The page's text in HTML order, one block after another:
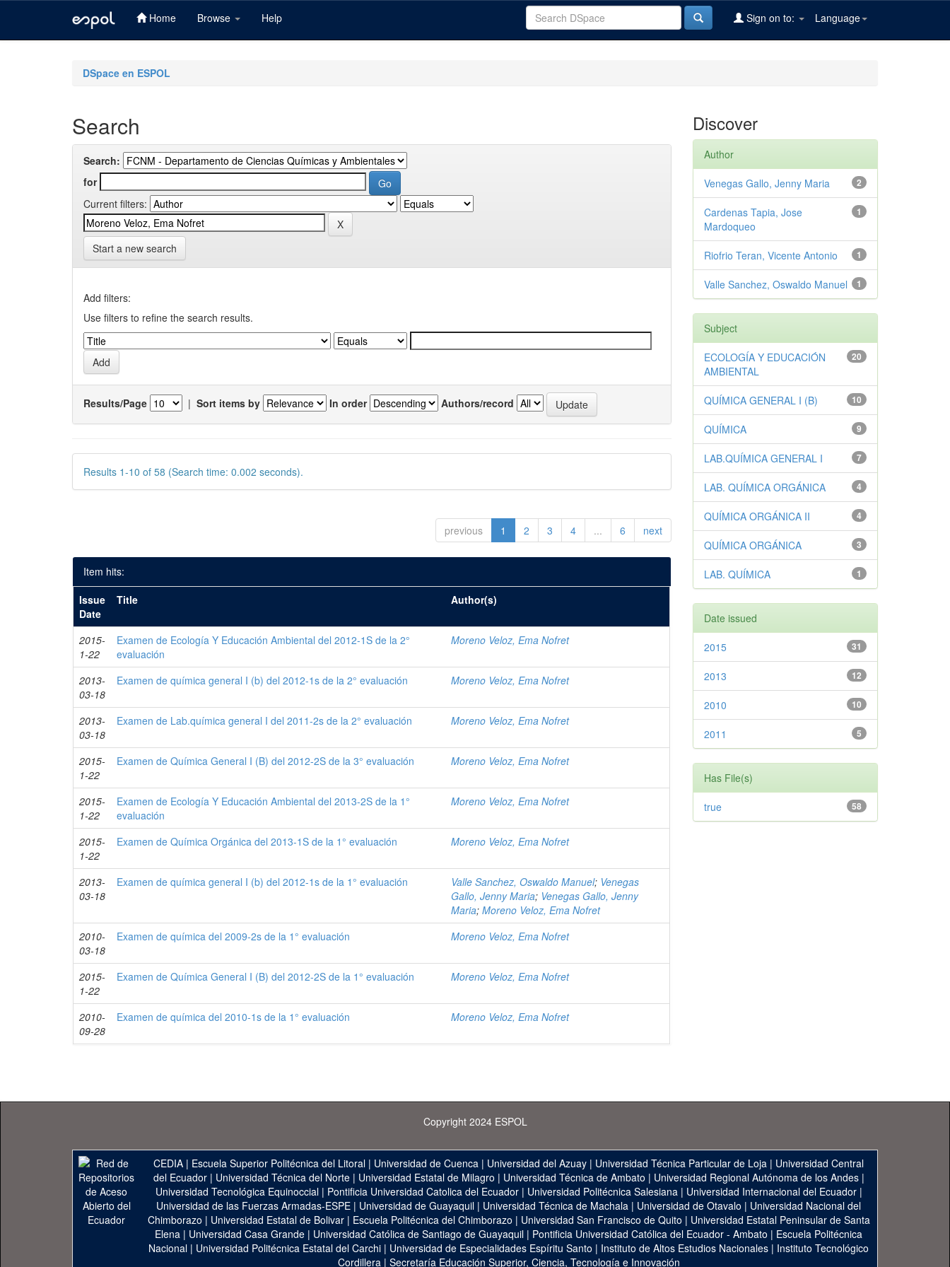
Home Browse Help Language
Sign on to:
DSpace en ESPOL
Search
Search:
for
Current filters:
Start a new search
Add filters:
Use filters to refine the search results.
Results/Page | Sort items by In order Authors/record
Results 1-10 of 58 (Search time: 0.002 seconds).
previous 1 2 3 4 ... 6 next
Item hits:
Issue
Date
Title Author(s)
2015-
1-22
Examen de Ecología Y Educación Ambiental del 2012-1S de la 2°
evaluación
Moreno Veloz, Ema Nofret
2013-
03-18
Examen de química general I (b) del 2012-1s de la 2° evaluación Moreno Veloz, Ema Nofret
2013-
03-18
Examen de Lab.química general I del 2011-2s de la 2° evaluación Moreno Veloz, Ema Nofret
2015-
1-22
Examen de Química General I (B) del 2012-2S de la 3° evaluación Moreno Veloz, Ema Nofret
2015-
1-22
Examen de Ecología Y Educación Ambiental del 2013-2S de la 1°
evaluación
Moreno Veloz, Ema Nofret
2015-
1-22
Examen de Química Orgánica del 2013-1S de la 1° evaluación Moreno Veloz, Ema Nofret
2013-
03-18
Examen de química general I (b) del 2012-1s de la 1° evaluación Valle Sanchez, Oswaldo Manuel; Venegas
Gallo, Jenny Maria; Venegas Gallo, Jenny
Maria;Moreno Veloz, Ema Nofret
2010-
03-18
Examen de química del 2009-2s de la 1° evaluación Moreno Veloz, Ema Nofret
2015-
1-22
Examen de Química General I (B) del 2012-2S de la 1° evaluación Moreno Veloz, Ema Nofret
2010-
09-28
Examen de química del 2010-1s de la 1° evaluación Moreno Veloz, Ema Nofret
Discover
Author
2
Venegas Gallo, Jenny Maria
1
Cardenas Tapia, Jose
Mardoqueo
1
Riofrio Teran, Vicente Antonio
1
Valle Sanchez, Oswaldo Manuel
Subject
20
ECOLOGÍA Y EDUCACIÓN
AMBIENTAL
10
QUÍMICA GENERAL I (B)
9
QUÍMICA
7
LAB.QUÍMICA GENERAL I
4
LAB. QUÍMICA ORGÁNICA
4
QUÍMICA ORGÁNICA II
3
QUÍMICA ORGÁNICA
1
LAB. QUÍMICA
Date issued
31
2015
12
2013
10
2010
5
2011
Has File(s)
58
true
Copyright 2024 ESPOL
CEDIA | Escuela Superior Politécnica del Litoral | Universidad de Cuenca | Universidad del Azuay | Universidad Técnica Particular de Loja | Universidad Central
del Ecuador| Universidad Técnica del Norte| Universidad Estatal de Milagro | Universidad Técnica de Ambato | Universidad Regional Autónoma de los Andes|
Universidad Tecnológica Equinoccial| Pontificia Universidad Catolica del Ecuador| Universidad Politécnica Salesiana| Universidad Internacional del Ecuador|
Universidad de las Fuerzas Armadas-ESPE | Universidad de Guayaquil | Universidad Técnica de Machala | Universidad de Otavalo | Universidad Nacional del
Chimborazo | Universidad Estatal de Bolivar| Escuela Politécnica del Chimborazo | Universidad San Francisco de Quito | Universidad Estatal Peninsular de Santa
Elena | Universidad Casa Grande | Universidad Católica de Santiago de Guayaquil | Pontificia Universidad Católica del Ecuador - Ambato | Escuela Politécnica
Nacional | Universidad Politécnica Estatal del Carchi | Universidad de Especialidades Espíritu Santo | Instituto de Altos Estudios Nacionales | Instituto Tecnológico
Cordillera| Secretaría Educación Superior, Ciencia, Tecnología e Innovación